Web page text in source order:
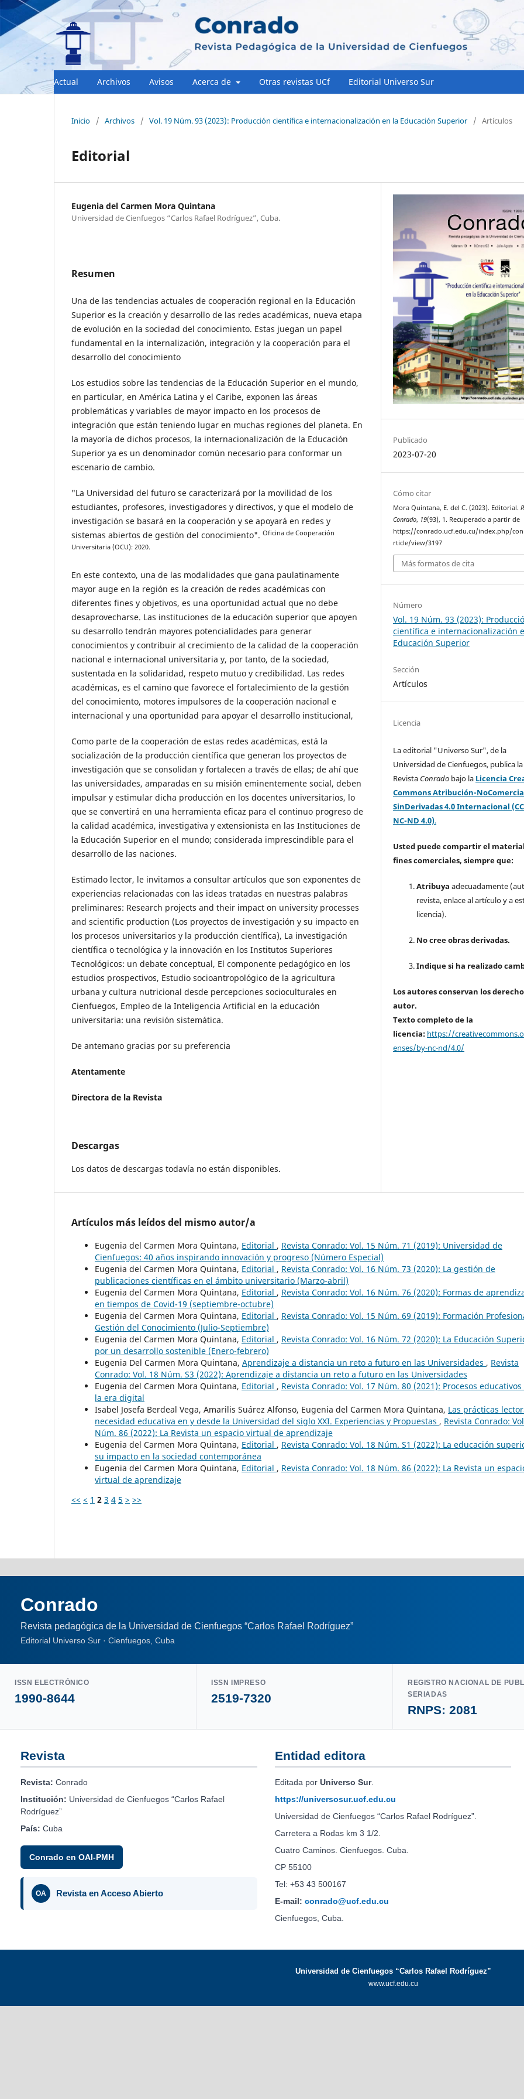
Actual Archivos Avisos Acerca de Otras revistas UCf Editorial Universo Sur
Inicio / Archivos / Vol. 19 Núm. 93 (2023): Producción científica e internacionalización en la Educación Superior / Artículos
Editorial
Eugenia del Carmen Mora Quintana
Universidad de Cienfuegos “Carlos Rafael Rodríguez”, Cuba.
Resumen
Una de las tendencias actuales de cooperación regional en la Educación
Superior es la creación y desarrollo de las redes académicas, nueva etapa
de evolución en la sociedad del conocimiento. Estas juegan un papel
fundamental en la internalización, integración y la cooperación para el
desarrollo del conocimiento
Los estudios sobre las tendencias de la Educación Superior en el mundo,
en particular, en América Latina y el Caribe, exponen las áreas
problemáticas y variables de mayor impacto en los procesos de
integración que están teniendo lugar en muchas regiones del planeta. En
la mayoría de dichos procesos, la internacionalización de la Educación
Superior ya es un denominador común necesario para conformar un
escenario de cambio.
"La Universidad del futuro se caracterizará por la movilidad de los
estudiantes, profesores, investigadores y directivos, y que el modelo de
investigación se basará en la cooperación y se apoyará en redes y
sistemas abiertos de gestión del conocimiento". Oficina de Cooperación
Universitaria (OCU): 2020.
En este contexto, una de las modalidades que gana paulatinamente
mayor auge en la región es la creación de redes académicas con
diferentes fines y objetivos, es una oportunidad actual que no debe
desaprovecharse. Las instituciones de la educación superior que apoyen
su desarrollo tendrán mayores potencialidades para generar
conocimientos y contribuir al crecimiento de la calidad de la cooperación
nacional e internacional universitaria y, por tanto, de la sociedad,
sustentada en la solidaridad, respeto mutuo y credibilidad. Las redes
académicas, es el camino que favorece el fortalecimiento de la gestión
del conocimiento, motores impulsores de la cooperación nacional e
internacional y una oportunidad para apoyar el desarrollo institucional,
Como parte de la cooperación de estas redes académicas, está la
socialización de la producción científica que generan los proyectos de
investigación que se consolidan y fortalecen a través de ellas; de ahí que
las universidades, amparadas en su misión eminentemente social, deben
impulsar y estimular dicha producción en los docentes universitarios, lo
que se convertirá en una herramienta eficaz para el continuo progreso de
la calidad académica, investigativa y extensionista en las Instituciones de
la Educación Superior en el mundo; considerada imprescindible para el
desarrollo de las naciones.
Estimado lector, le invitamos a consultar artículos que son exponentes de
experiencias relacionadas con las ideas tratadas en nuestras palabras
preliminares: Research projects and their impact on university processes
and scientific production (Los proyectos de investigación y su impacto en
los procesos universitarios y la producción científica), La investigación
científica o tecnológica y la innovación en los Institutos Superiores
Tecnológicos: un debate conceptual, El componente pedagógico en los
estudios prospectivos, Estudio socioantropológico de la agricultura
urbana y cultura nutricional desde percepciones socioculturales en
Cienfuegos, Empleo de la Inteligencia Artificial en la educación
universitaria: una revisión sistemática.
De antemano gracias por su preferencia
Atentamente
Directora de la Revista
Descargas
Los datos de descargas todavía no están disponibles.
Publicado
2023-07-20
Cómo citar
Mora Quintana, E. del C. (2023). Editorial.
Conrado, 19(93), 1. Recuperado a partir de
https://conrado.ucf.edu.cu/index.php/
rticle/view/3197
Más formatos de cita
Número
Vol. 19 Núm. 93 (2023):
científica e internacionalización
Educación Superior
Sección
Artículos
Licencia
La editorial "Universo Sur", de la
Universidad de Cienfuegos, publica la
Revista Conrado bajo la Licencia
Commons Atribución-
SinDerivadas 4.0 Internacional (CC
NC-ND 4.0).
Usted puede compartir el
fines comerciales, siempre que:
Atribuya adecuadamente
revista, enlace al artículo y a
licencia).
No cree obras derivadas.
Indique si ha realizado
Los autores conservan los
autor.
Texto completo de la
licencia: https://
enses/by-nc-nd/4.0/
Artículos más leídos del mismo autor/a
Eugenia del Carmen Mora Quintana, Editorial , Revista Conrado: Vol. 15 Núm. 71 (2019): Universidad de
Cienfuegos: 40 años inspirando innovación y progreso (Número Especial)
Eugenia del Carmen Mora Quintana, Editorial , Revista Conrado: Vol. 16 Núm. 73 (2020): La gestión de
publicaciones científicas en el ámbito universitario (Marzo-abril)
Eugenia del Carmen Mora Quintana, Editorial , Revista Conrado: Vol. 16 Núm. 76 (2020): Formas de
en tiempos de Covid-19 (septiembre-octubre)
Eugenia del Carmen Mora Quintana, Editorial , Revista Conrado: Vol. 15 Núm. 69 (2019): Formación
Gestión del Conocimiento (Julio-Septiembre)
Eugenia del Carmen Mora Quintana, Editorial , Revista Conrado: Vol. 16 Núm. 72 (2020): La Educación
por un desarrollo sostenible (Enero-febrero)
Eugenia Del Carmen Mora Quintana, Aprendizaje a distancia un reto a futuro en las Universidades , Revista
Conrado: Vol. 18 Núm. S3 (2022): Aprendizaje a distancia un reto a futuro en las Universidades
Eugenia del Carmen Mora Quintana, Editorial , Revista Conrado: Vol. 17 Núm. 80 (2021): Procesos educativos
la era digital
Isabel Josefa Berdeal Vega, Amarilis Suárez Alfonso, Eugenia del Carmen Mora Quintana, Las prácticas
necesidad educativa en y desde la Universidad del siglo XXI. Experiencias y Propuestas , Revista Conrado:
Núm. 86 (2022): La Revista un espacio virtual de aprendizaje
Eugenia del Carmen Mora Quintana, Editorial , Revista Conrado: Vol. 18 Núm. S1 (2022): La educación
su impacto en la sociedad contemporánea
Eugenia del Carmen Mora Quintana, Editorial , Revista Conrado: Vol. 18 Núm. 86 (2022): La Revista un
virtual de aprendizaje
<< < 1 2 3 4 5 > >>
Conrado
Revista pedagógica de la Universidad de Cienfuegos “Carlos Rafael Rodríguez”
Editorial Universo Sur · Cienfuegos, Cuba
ISSN ELECTRÓNICO
1990-8644
ISSN IMPRESO
2519-7320
REGISTRO NACIONAL DE
SERIADAS
RNPS: 2081
Revista
Revista: Conrado
Institución: Universidad de Cienfuegos “Carlos Rafael
Rodríguez”
País: Cuba
Conrado en OAI-PMH
OA Revista en Acceso Abierto
Entidad editora
Editada por Universo Sur.
https://universosur.ucf.edu.cu
Universidad de Cienfuegos “Carlos Rafael Rodríguez”.
Carretera a Rodas km 3 1/2.
Cuatro Caminos. Cienfuegos. Cuba.
CP 55100
Tel: +53 43 500167
E-mail: conrado@ucf.edu.cu
Cienfuegos, Cuba.
Universidad de Cienfuegos “Carlos Rafael Rodríguez”
www.ucf.edu.cu